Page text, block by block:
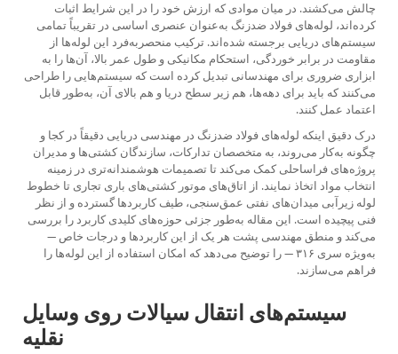
چالش می‌کشند. در میان موادی که ارزش خود را در این شرایط اثبات
کرده‌اند، لوله‌های فولاد ضدزنگ به‌عنوان عنصری اساسی در تقریباً تمامی
سیستم‌های دریایی برجسته شده‌اند. ترکیب منحصربه‌فرد این لوله‌ها از
مقاومت در برابر خوردگی، استحکام مکانیکی و طول عمر بالا، آن‌ها را به
ابزاری ضروری برای مهندسانی تبدیل کرده است که سیستم‌هایی را طراحی
می‌کنند که باید برای دهه‌ها، هم زیر سطح دریا و هم بالای آن، به‌طور قابل
اعتماد عمل کنند.
درک دقیق اینکه لوله‌های فولاد ضدزنگ در مهندسی دریایی دقیقاً در کجا و
چگونه به‌کار می‌روند، به متخصصان تدارکات، سازندگان کشتی‌ها و مدیران
پروژه‌های فراساحلی کمک می‌کند تا تصمیمات هوشمندانه‌تری در زمینه
انتخاب مواد اتخاذ نمایند. از اتاق‌های موتور کشتی‌های باری تجاری تا خطوط
لوله زیرآبی میدان‌های نفتی عمق‌سنجی، طیف کاربردها گسترده و از نظر
فنی پیچیده است. این مقاله به‌طور جزئی حوزه‌های کلیدی کاربرد را بررسی
می‌کند و منطق مهندسی پشت هر یک از این کاربردها و درجات خاص —
به‌ویژه سری ۳۱۶ — را توضیح می‌دهد که امکان استفاده از این لوله‌ها را
فراهم می‌سازند.
سیستم‌های انتقال سیالات روی وسایل
نقلیه